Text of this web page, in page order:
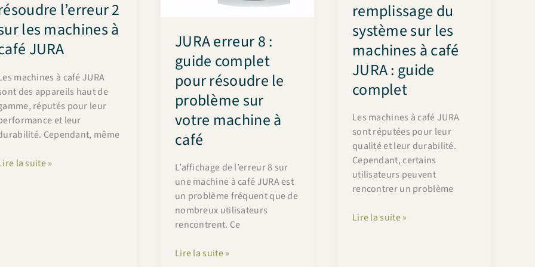
résoudre
l’erreur 2
les machines à
JURA
machines à café JURA
des appareils haut de
réputés pour leur
et leur
Cependant, même
la suite »
JURA erreur 8 :
guide complet
pour résoudre le
problème sur
votre machine à
café
L’affichage de l’erreur 8 sur
une machine à café JURA est
un problème fréquent que de
nombreux utilisateurs
rencontrent. Ce
JURA
Lire la suite »
remplissage du
système sur les
machines à café
JURA : guide
complet
Les machines à café JURA
sont réputées pour leur
qualité et leur durabilité.
Cependant, certains
utilisateurs peuvent
rencontrer un problème
Résoudre
Lire la suite »